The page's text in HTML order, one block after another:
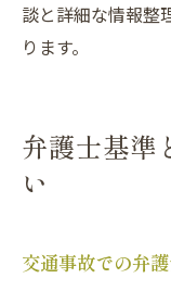
談と詳細な情報整
ります。
弁護士基準
い
交通事故での弁